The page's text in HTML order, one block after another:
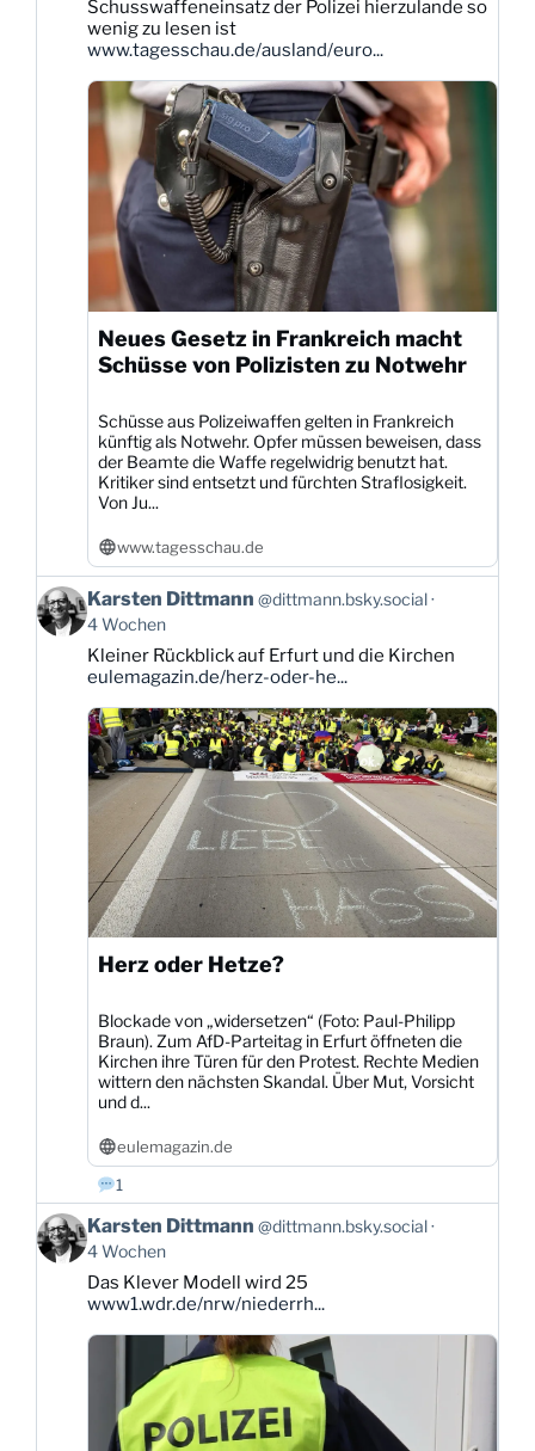
Bluesky
ansehen
Schusswaffeneinsatz der Polizei hierzulande so
wenig zu lesen ist
www.tagesschau.de/ausland/euro...
Neues Gesetz in Frankreich macht
Schüsse von Polizisten zu Notwehr
Schüsse aus Polizeiwaffen gelten in Frankreich
künftig als Notwehr. Opfer müssen beweisen, dass
der Beamte die Waffe regelwidrig benutzt hat.
Kritiker sind entsetzt und fürchten Straflosigkeit.
Von Ju...
www.tagesschau.de
Beitrag
von
Karsten
Dittmann
Bluesky
ansehen
Karsten Dittmann @dittmann.bsky.social
4 Wochen
Kleiner Rückblick auf Erfurt und die Kirchen
eulemagazin.de/herz-oder-he...
Herz oder Hetze?
Blockade von „widersetzen“ (Foto: Paul-Philipp
Braun). Zum AfD-Parteitag in Erfurt öffneten die
Kirchen ihre Türen für den Protest. Rechte Medien
wittern den nächsten Skandal. Über Mut, Vorsicht
und d...
eulemagazin.de
1
Beitrag
von
Karsten
Dittmann
Bluesky
Karsten Dittmann @dittmann.bsky.social
4 Wochen
Das Klever Modell wird 25
www1.wdr.de/nrw/niederrh...